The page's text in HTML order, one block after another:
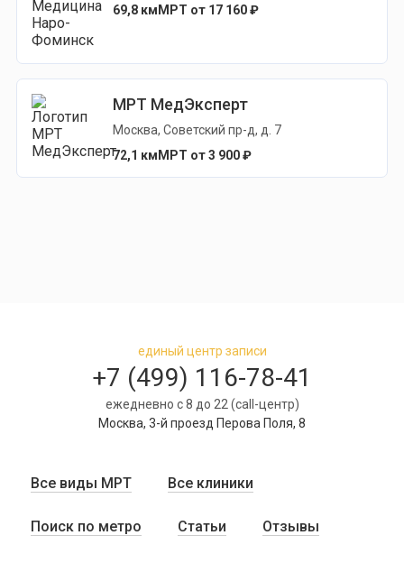
69,8 км МРТ от 17 160 ₽
МРТ МедЭксперт
Москва, Советский пр-д, д. 7
72,1 км МРТ от 3 900 ₽
единый центр записи
+7 (499) 116-78-41
ежедневно с 8 до 22 (call-центр)
Москва, 3-й проезд Перова Поля, 8
Все виды МРТ Все клиники
Поиск по метро Статьи Отзывы